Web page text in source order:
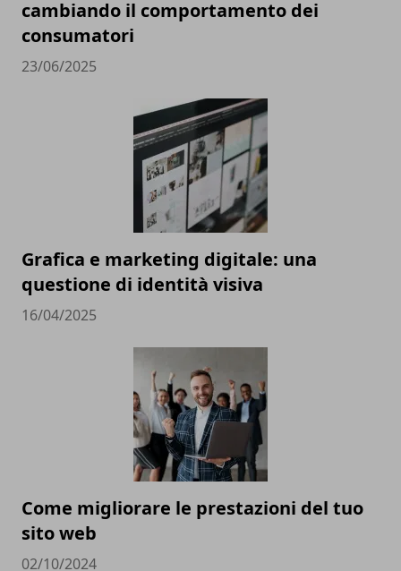
cambiando il comportamento dei
consumatori
23/06/2025
Grafica e marketing digitale: una
questione di identità visiva
16/04/2025
Come migliorare le prestazioni del tuo
sito web
02/10/2024